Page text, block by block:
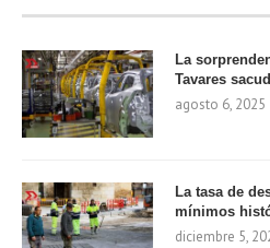
La
Tavares
agosto 6, 2025
La tasa de
mínimos
diciembre 5,